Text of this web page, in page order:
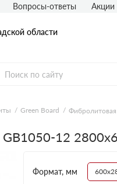
области
OSB плиты
Калевала ЭкоДом
Талион (Ультралам)
Вопросы-ответы Акции
Green Board
12
Формат, мм